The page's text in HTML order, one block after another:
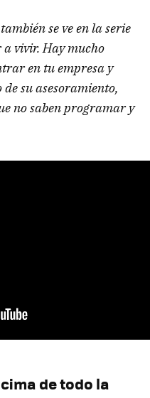
se ve en la serie
a vivir. Hay mucho
en tu empresa y
su asesoramiento,
no saben programar y
de todo la